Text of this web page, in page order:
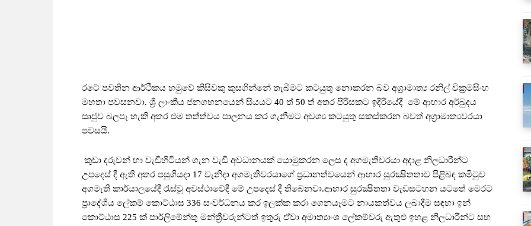
රටේ පවතින ආර්ථිකය හමුවේ කිසිවකු කුසගින්නේ තැබීමට කටයුතු නොකරන බව අග්‍රාමාත්‍ය රනිල් වික්‍රමසිංහ
මහතා පවසනවා. ශ්‍රී ලාංකීය ජනගහනයෙන් සියයට 40 ත් 50 ත් අතර පිරිසකට ඉදිරියේදී මේ ආහාර අර්බුදය
සෘජුව බලපෑ හැකි අතර එම තත්ත්වය පාලනය කර ගැනීමට අවශ්‍ය කටයුතු සකස්කරන බවත් අග්‍රාමාත්‍යවරයා
පවසයි.
කුඩා දරුවන් හා වැඩිහිටියන් ගැන වැඩි අවධානයක් යොමුකරන ලෙස ද අගමැතිවරයා අදාළ නිලධාරීන්ට
උපදෙස් දී ඇති අතර පසුගියදා 17 වැනිදා අගමැතිවරයාගේ ප්‍රධානත්වයෙන් ආහාර සුරක්‍ෂිතතාව පිළිබඳ කමිටුව
අගමැති කාර්යාලයේදී රැස්වූ අවස්ථාවේදී මේ උපදෙස් දී තිබෙනවා.ආහාර සුරක්‍ෂිතතා වැඩසටහන යටතේ මෙරට
ප්‍රාදේශීය ලේකම් කොට්ඨාස 336 සංවර්ධනය කර ඉලක්ක කරා ගෙනයෑමට නායකත්වය ලබාදීම සඳහා ඉන්
කොට්ඨාස 225 ක් පාර්ලිමේන්තු මන්ත්‍රීවරුන්ටත් ඉතුරු ඒවා අමාත්‍යාංශ ලේකම්වරු ඇතුළු ඉහළ නිලධාරීන්ට සහ